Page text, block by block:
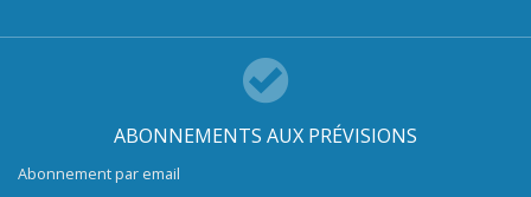
ABONNEMENTS AUX PRÉVISIONS
Abonnement par email